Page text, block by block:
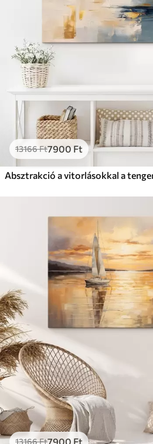
13166Ft7900 Ft
13166Ft7900 Ft